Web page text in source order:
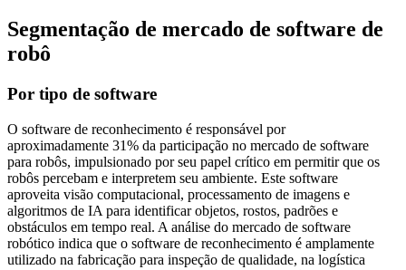
Segmentação de mercado de software de
robô
Por tipo de software
O software de reconhecimento é responsável por
aproximadamente 31% da participação no mercado de software
para robôs, impulsionado por seu papel crítico em permitir que os
robôs percebam e interpretem seu ambiente. Este software
aproveita visão computacional, processamento de imagens e
algoritmos de IA para identificar objetos, rostos, padrões e
obstáculos em tempo real. A análise do mercado de software
robótico indica que o software de reconhecimento é amplamente
utilizado na fabricação para inspeção de qualidade, na logística